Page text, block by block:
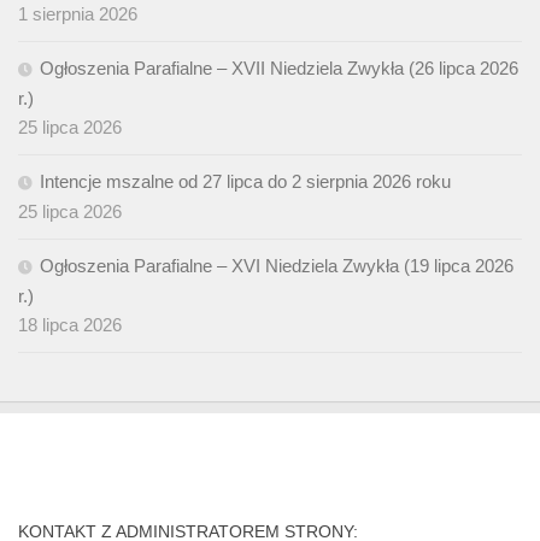
1 sierpnia 2026
Ogłoszenia Parafialne – XVII Niedziela Zwykła (26 lipca 2026
r.)
25 lipca 2026
Intencje mszalne od 27 lipca do 2 sierpnia 2026 roku
25 lipca 2026
Ogłoszenia Parafialne – XVI Niedziela Zwykła (19 lipca 2026
r.)
18 lipca 2026
KONTAKT Z ADMINISTRATOREM STRONY: